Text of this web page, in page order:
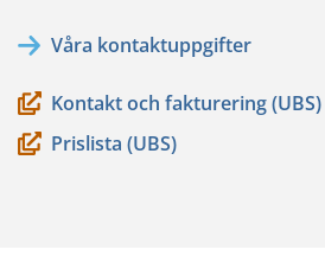
Våra kontaktuppgifter
Kontakt och fakturering (UBS)
Prislista (UBS)